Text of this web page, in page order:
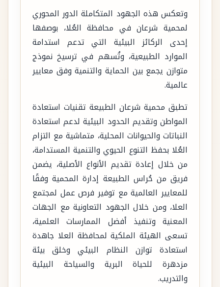
وتعكس هذه الجهود المتكاملة الدور المحوري
لمحمية شرعان في محافظة العُلا، بوصفها
إحدى الركائز البيئية التي تدعم استدامة
الموارد الطبيعية، وتُسهم في ترسيخ نموذج
متوازن يجمع بين الحماية والتنمية وفق معايير
عالمية.
تطبق محمية شرعان الطبيعة تقنيات استعادة
المواطن وتقديم الحدود البيئية لدعم استعادة
النباتات والحيوانات المحلية، متماشية مع التزام
العُلا بحفظ التنوع الحيوي والتنمية المستدامة،
من خلال إعادة تقديم الأنواع الأصلية، يضمن
فريق من حُراس الطبيعة إدارة المحمية وفقًا
للمعايير العالمية مع توفير فرص عمل لمجتمع
العلا، ومن خلال الجهود التعاونية مع الجهات
المعنية وتنفيذ أفضل الممارسات العلمية،
تسعى الهيئة الملكية لمحافظة العلا جاهدة
استعادة توازن النظام البيئي وخلق بيئة
مزدهرة للحياة البرية والسياحة البيئية
والتدريب.